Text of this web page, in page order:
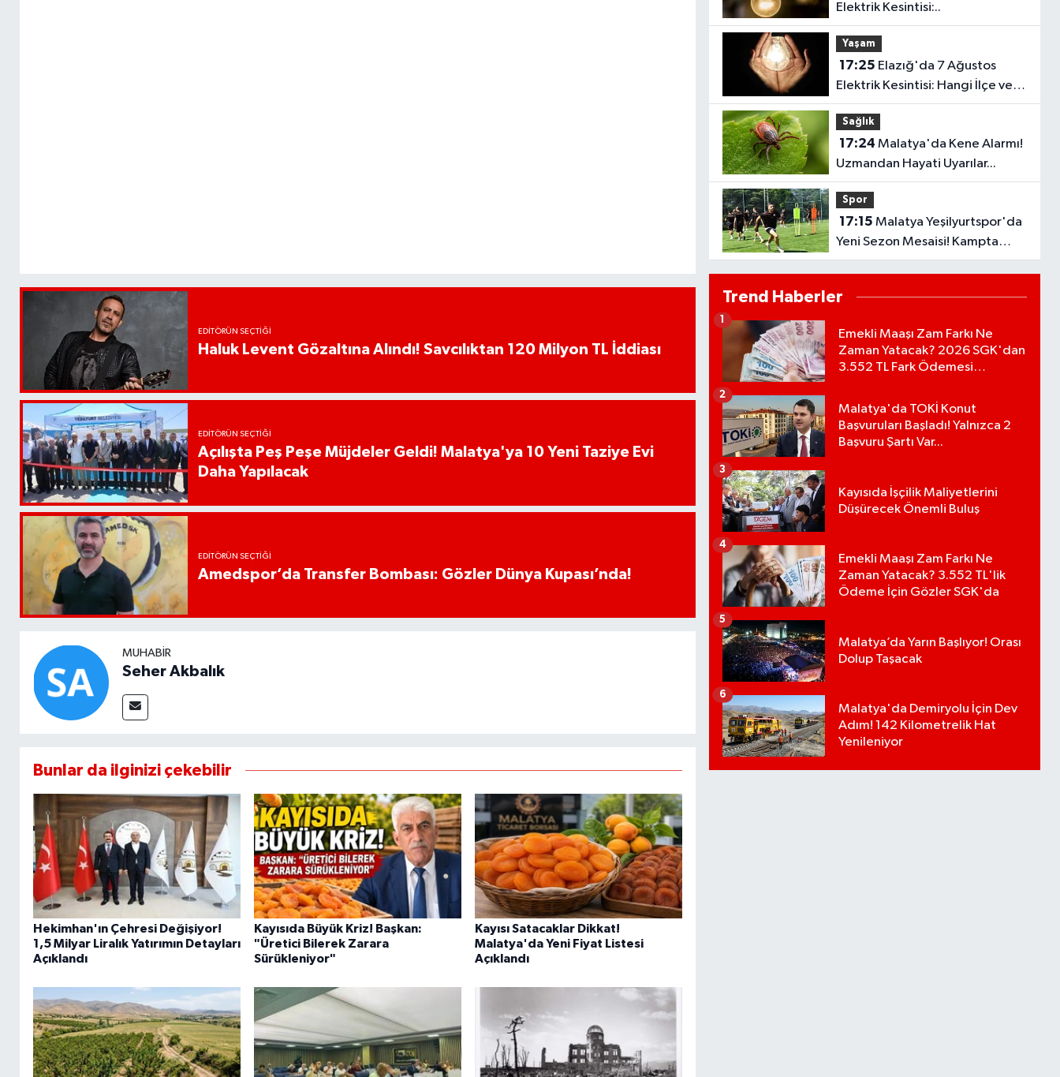
EDITÖRÜN SEÇTIĞI
Haluk Levent Gözaltına Alındı! Savcılıktan 120 Milyon TL İddiası
EDITÖRÜN SEÇTIĞI
Açılışta Peş Peşe Müjdeler Geldi! Malatya'ya 10 Yeni Taziye Evi
Daha Yapılacak
EDITÖRÜN SEÇTIĞI
Amedspor’da Transfer Bombası: Gözler Dünya Kupası’nda!
MUHABIR
Seher Akbalık
Bunlar da ilginizi çekebilir
Hekimhan'ın Çehresi Değişiyor!
1,5 Milyar Liralık Yatırımın Detayları
Açıklandı
Kayısıda Büyük Kriz! Başkan:
"Üretici Bilerek Zarara
Sürükleniyor"
Kayısı Satacaklar Dikkat!
Malatya'da Yeni Fiyat Listesi
Açıklandı
Elektrik Kesintisi:..
Yaşam
17:25
Elektrik Kesintisi: Hangi İlçe ve
Mahallelerde Elektrikler
Kesilecek?
Sağlık
17:24
Uzmandan Hayati Uyarılar...
Spor
17:15
Yeni Sezon Mesaisi! Kampta
Tempo Zirveye Çıktı
Trend Haberler
Emekli Maaşı Zam Farkı Ne
Zaman Yatacak? 2026 SGK'dan
3.552 TL Fark Ödemesi
1
Malatya'da TOKİ Konut
Başvuruları Başladı! Yalnızca 2
Başvuru Şartı Var...
2
Kayısıda İşçilik Maliyetlerini
Düşürecek Önemli Buluş
3
Emekli Maaşı Zam Farkı Ne
Zaman Yatacak? 3.552 TL'lik
Ödeme İçin Gözler SGK'da
4
Malatya’da Yarın Başlıyor! Orası
Dolup Taşacak
5
Malatya'da Demiryolu İçin Dev
Adım! 142 Kilometrelik Hat
Yenileniyor
6